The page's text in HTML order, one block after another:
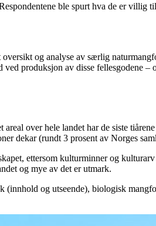
ble spurt hva de er villig
og analyse av særlig
produksjon av disse fellesgodene
over hele landet har de siste
dekar (rundt 3 prosent av Norges
ettersom kulturminner og
og mye av det er utmark.
(innhold og utseende), biologisk